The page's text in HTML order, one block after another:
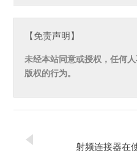
【免责声明】
未经本站同意或授权，任何
版权的行为。
射频连接器在